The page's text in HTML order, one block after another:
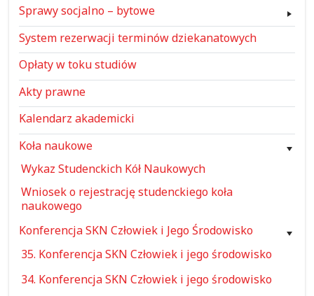
Sprawy socjalno – bytowe
System rezerwacji terminów dziekanatowych
Opłaty w toku studiów
Akty prawne
Kalendarz akademicki
Koła naukowe
Wykaz Studenckich Kół Naukowych
Wniosek o rejestrację studenckiego koła
naukowego
Konferencja SKN Człowiek i Jego Środowisko
35. Konferencja SKN Człowiek i jego środowisko
34. Konferencja SKN Człowiek i jego środowisko